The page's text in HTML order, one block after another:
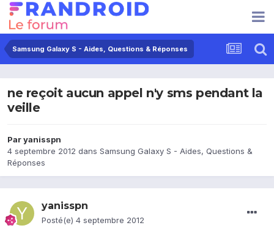
Samsung Galaxy S - Aides, Questions & Réponses
ne reçoit aucun appel n'y sms pendant la
veille
Paryanisspn
4 septembre 2012 dans Samsung Galaxy S - Aides, Questions &
Réponses
yanisspn
Posté(e) 4 septembre 2012